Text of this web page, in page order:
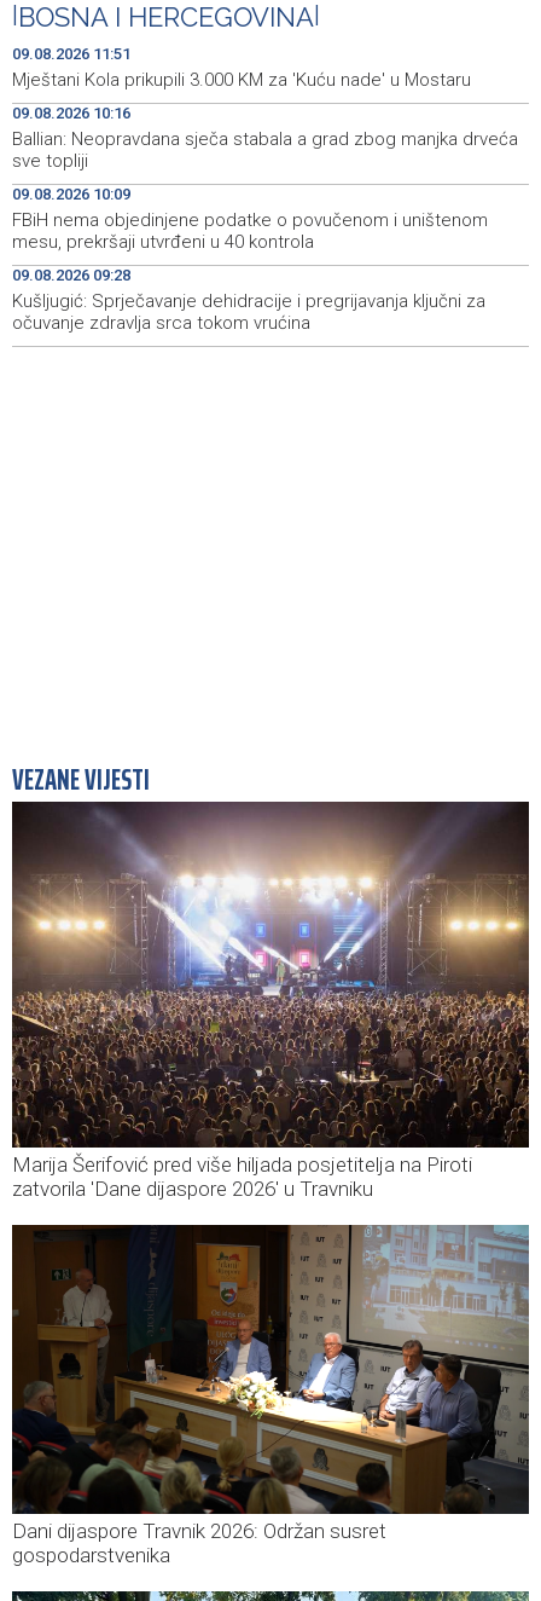
11:37
Sutra u Sarajevu akcija darivanja krvi - Daruj krv, budi
opet njihov heroj
11:17
BiH među zapaženijim učesnicima CIGRE u Parizu - AI i
energetska tranzicija u fokusu
10:28
Pezer već sutra nastupa u kvalifikacijama, vjeruje da će i
navečer biti u finalu EP-a u Birminghamu
10:16
Ballian: Neopravdana sječa stabala a grad zbog manjka
drveća sve topliji
10:09
FBiH nema objedinjene podatke o povučenom i
uništenom mesu, prekršaji utvrđeni u 40 kontrola
BOSNA I HERCEGOVINA
09.08.2026 11:51
Mještani Kola prikupili 3.000 KM za 'Kuću nade' u Mostaru
09.08.2026 10:16
Ballian: Neopravdana sječa stabala a grad zbog manjka drveća
sve topliji
09.08.2026 10:09
FBiH nema objedinjene podatke o povučenom i uništenom
mesu, prekršaji utvrđeni u 40 kontrola
09.08.2026 09:28
Kušljugić: Sprječavanje dehidracije i pregrijavanja ključni za
očuvanje zdravlja srca tokom vrućina
VEZANE VIJESTI
Marija Šerifović pred više hiljada posjetitelja na Piroti
zatvorila 'Dane dijaspore 2026' u Travniku
Dani dijaspore Travnik 2026: Održan susret
gospodarstvenika